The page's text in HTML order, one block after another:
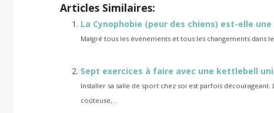
Articles Similaires:
La Cynophobie (peur des chiens) est-elle une
Malgré tous les événements et tous les changements dans
Sept exercices à faire avec une kettlebell
Installer sa salle de sport chez soi est parfois
coûteuse,...